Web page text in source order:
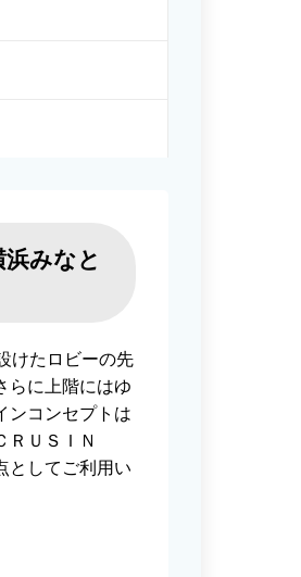
みなと
けたロビーの先
らに上階にはゆ
ンコンセプトは
ＵＳＩＮ
としてご利用い